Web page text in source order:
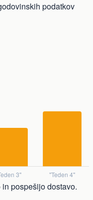
podatkov
pospešijo dostavo.